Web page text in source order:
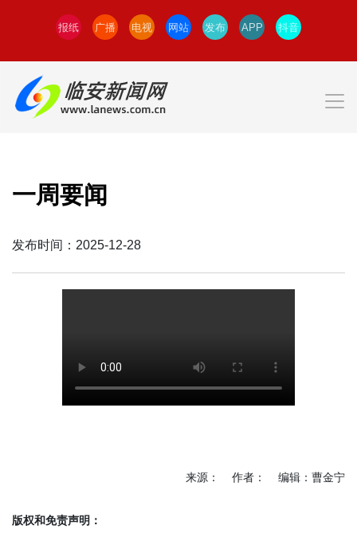
报纸 广播 电视 网站 发布 APP 抖音
一周要闻
发布时间：2025-12-28
来源： 作者： 编辑：曹金宁
版权和免责声明：